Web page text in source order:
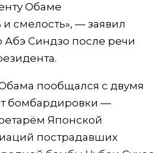
Обаме
смелость», — заявил
Синдзо после речи
пообщался с двумя
бомбардировки —
Японской
пострадавших